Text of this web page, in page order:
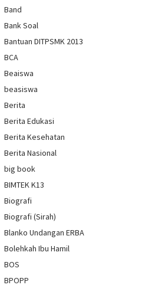
Band
Bank Soal
Bantuan DITPSMK 2013
BCA
Beaiswa
beasiswa
Berita
Berita Edukasi
Berita Kesehatan
Berita Nasional
big book
BIMTEK K13
Biografi
Biografi (Sirah)
Blanko Undangan ERBA
Bolehkah Ibu Hamil
BOS
BPOPP